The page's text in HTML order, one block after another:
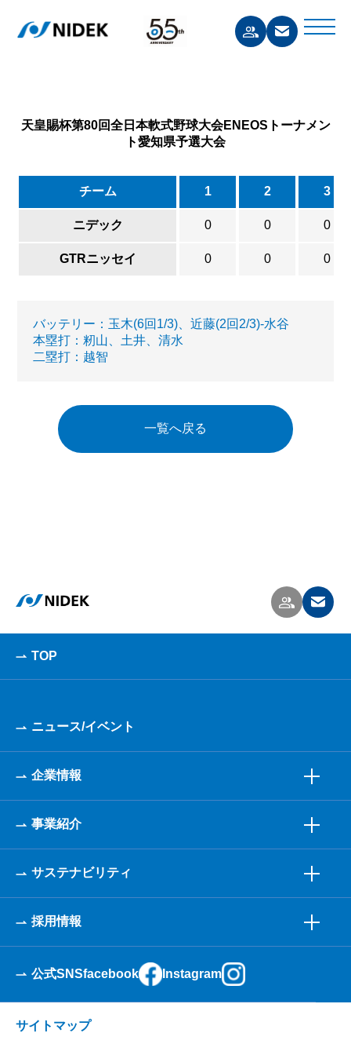
天皇賜杯第80回全日本軟式野球大会ENEOSトーナメン
ト愛知県予選大会
チーム 1 2 3
ニデック 0 0 0
GTRニッセイ 0 0 0
バッテリー：玉木(6回1/3)、近藤(2回2/3)-水谷
本塁打：籾山、土井、清水
二塁打：越智
一覧へ戻る
TOP
ニュース/イベント
企業情報
事業紹介
サステナビリティ
採用情報
公式SNSfacebook Instagram
サイトマップ